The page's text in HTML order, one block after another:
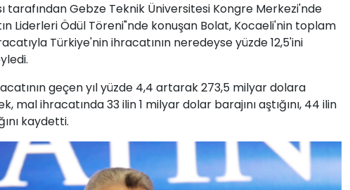
tarafından Gebze Teknik Üniversitesi Kongre Merkezi'nde
Liderleri Ödül Töreni"nde konuşan Bolat, Kocaeli'nin toplam
Türkiye'nin ihracatının neredeyse yüzde 12,5'ini
geçen yıl yüzde 4,4 artarak 273,5 milyar dolara
mal ihracatında 33 ilin 1 milyar dolar barajını aştığını, 44 ilin
kaydetti.